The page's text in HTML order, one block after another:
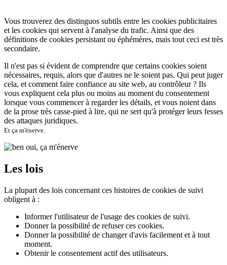
Vous trouverez des distinguos subtils entre les cookies publicitaires
et les cookies qui servent à l'analyse du trafic. Ainsi que des
définitions de cookies persistant ou éphémères, mais tout ceci est très
secondaire.
Il n'est pas si évident de comprendre que certains cookies soient
nécessaires, requis, alors que d'autres ne le soient pas. Qui peut juger
cela, et comment faire confiance au site web, au contrôleur ? Ils
vous expliquent cela plus ou moins au moment du consentement
lorsque vous commencer à regarder les détails, et vous noient dans
de la prose très casse-pied à lire, qui ne sert qu'à protéger leurs fesses
des attaques juridiques.
Et ça m'énerve.
Les lois
La plupart des lois concernant ces histoires de cookies de suivi
obligent à :
Informer l'utilisateur de l'usage des cookies de suivi.
Donner la possibilité de refuser ces cookies.
Donner la possibilité de changer d'avis facilement et à tout
moment.
Obtenir le consentement actif des utilisateurs.